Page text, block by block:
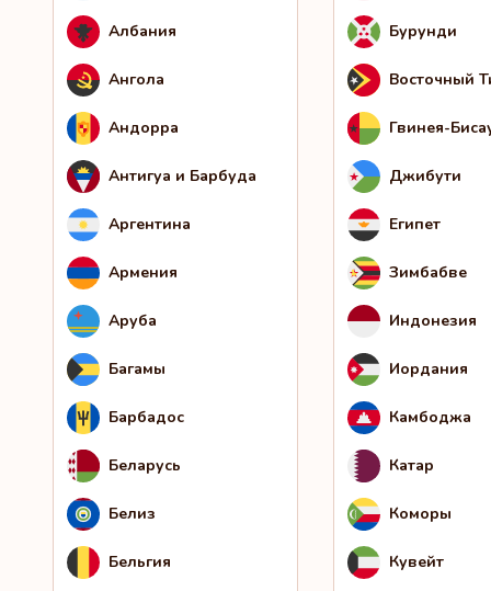
Албания
Ангола
Андорра
Антигуа и Барбуда
Аргентина
Армения
Аруба
Багамы
Барбадос
Беларусь
Белиз
Бельгия
Бурунди
Восточный
Гвинея-
Джибути
Египет
Зимбабве
Индонезия
Иордания
Камбоджа
Катар
Коморы
Кувейт